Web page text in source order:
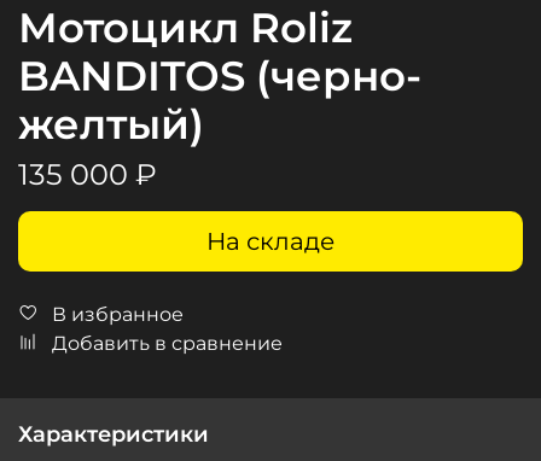
Мотоцикл Roliz
BANDITOS (черно-
желтый)
135 000 ₽
На складе
В избранное
Добавить в сравнение
Характеристики